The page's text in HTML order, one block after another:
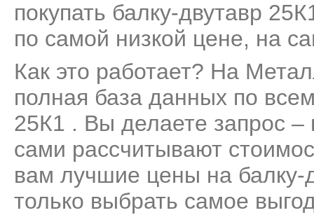
покупать балку-двутавр
по самой низкой цене, на
Как это работает? На
полная база данных по
25К1 . Вы делаете запрос –
сами рассчитывают
вам лучшие цены на балку-
только выбрать самое